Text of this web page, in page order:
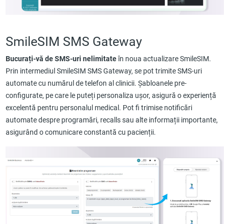
SmileSIM SMS Gateway
Bucurați-vă de SMS-uri nelimitateîn noua actualizare SmileSIM.
Prin intermediul SmileSIM SMS Gateway, se pot trimite SMS-uri
automate cu numărul de telefon al clinicii. Șabloanele pre-
configurate, pe care le puteți personaliza ușor, asigură o experiență
excelentă pentru personalul medical. Pot fi trimise notificări
automate despre programări, recalls sau alte informații importante,
asigurând o comunicare constantă cu pacienții.